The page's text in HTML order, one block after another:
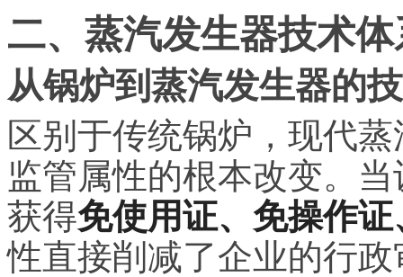
二、蒸汽发生器技术
从锅炉到蒸汽发生器的
区别于传统锅炉，现代
监管属性的根本改变。
获得免使用证、免操作
性直接削减了企业的行